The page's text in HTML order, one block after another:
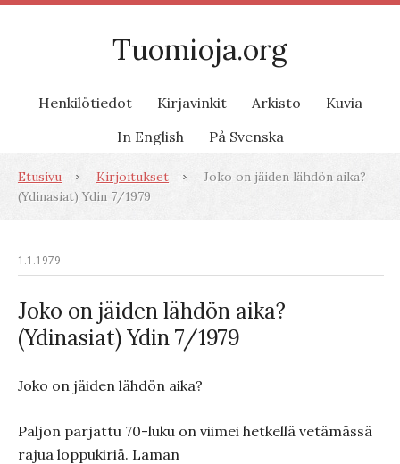
Tuomioja.org
Henkilötiedot Kirjavinkit Arkisto
Kuvia
In English
På Svenska
Etusivu Kirjoitukset
Joko on jäiden lähdön aika?
(Ydinasiat) Ydin 7/1979
1.1.1979
Joko on jäiden lähdön aika?
(Ydinasiat) Ydin 7/1979
Joko on jäiden lähdön aika?
Paljon parjattu 70-luku on viimei hetkellä vetämässä
rajua loppukiriä. Laman